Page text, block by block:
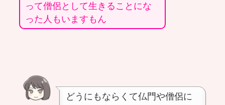
って僧侶として生きることにな
った人もいますもん
どうにもならくて仏門や僧侶に